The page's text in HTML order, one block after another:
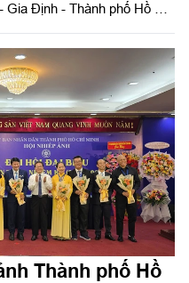
Định - Thành phố Hồ Chí
Thành phố Sài Gòn - Gia
Chí Minh (2-7-1976 - 2-7-
Thành phố Hồ